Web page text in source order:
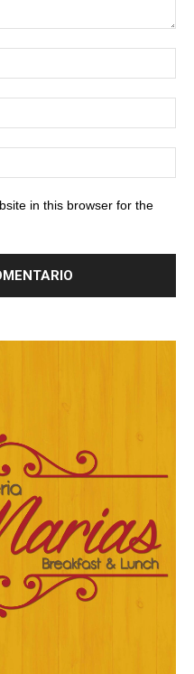
in this browser for the